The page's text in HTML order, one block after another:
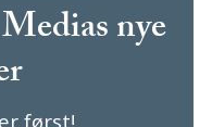
nye
først!